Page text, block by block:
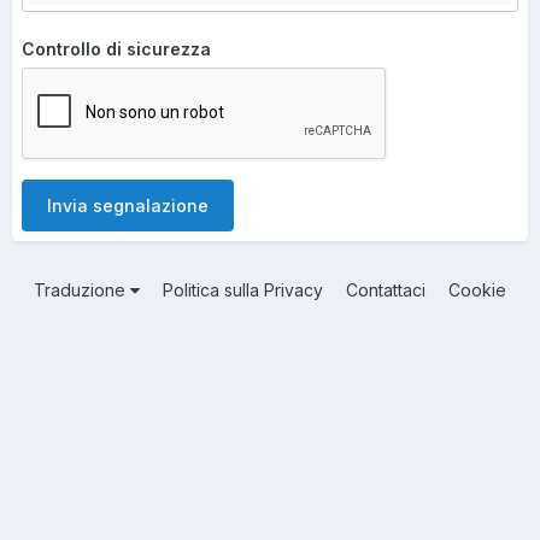
Controllo di sicurezza
Invia segnalazione
Traduzione Politica sulla Privacy Contattaci Cookie